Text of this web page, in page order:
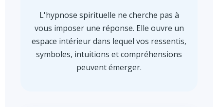
L'hypnose spirituelle ne cherche pas à
vous imposer une réponse. Elle ouvre un
espace intérieur dans lequel vos ressentis,
symboles, intuitions et compréhensions
peuvent émerger.